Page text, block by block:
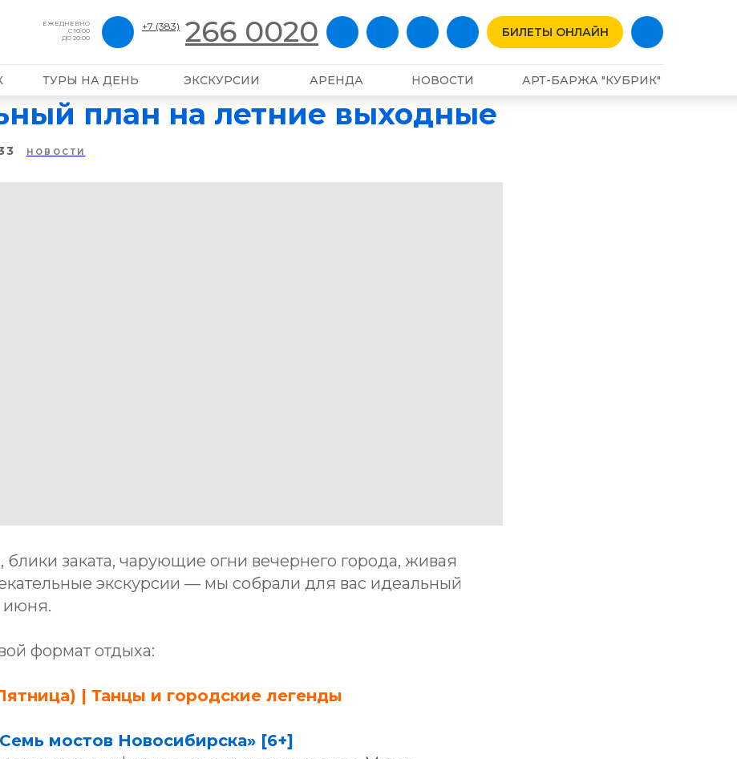
БИЛЕТЫ ОНЛАЙН
ЕЖЕДНЕВНО
С 10:00
ДО 20:00
266 0020
+7 (383)
АРТ-БАРЖА "КУБРИК"
НОВОСТИ
АРЕНДА
ЭКСКУРСИИ
ТУРЫ НА ДЕНЬ
план на летние выходные
НОВОСТИ
заката, чарующие огни вечернего города, живая
экскурсии — мы собрали для вас идеальный
июня.
формат отдыха:
| Танцы и городские легенды
мостов Новосибирска» [6+]